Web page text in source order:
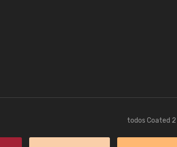
todos Coated 2